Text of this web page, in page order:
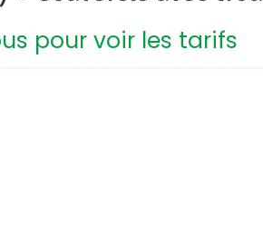
pour voir les tarifs